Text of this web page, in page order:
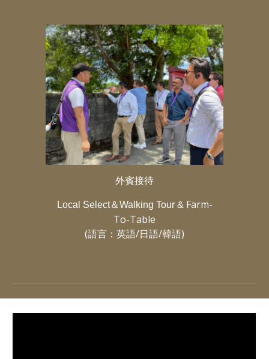
外賓接待
Local Select＆Walking Tour & Farm-
To-Table
(語言：英語/日語/韓語)